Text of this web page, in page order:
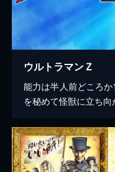
ウルトラマンＺ
能力は半人前どころ
を秘めて怪獣に立ち向